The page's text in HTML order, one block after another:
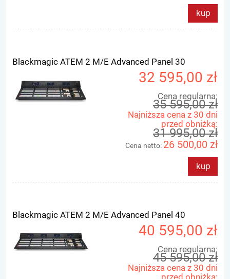
kup
Blackmagic ATEM 2 M/E Advanced Panel 30
32 595,00 zł
Cena regularna:
35 595,00 zł
Najniższa cena z 30 dni
przed obniżką:
31 995,00 zł
Cena netto: 26 500,00 zł
kup
Blackmagic ATEM 2 M/E Advanced Panel 40
40 595,00 zł
Cena regularna:
45 595,00 zł
Najniższa cena z 30 dni
przed obniżką: